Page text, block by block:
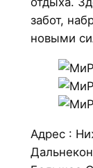
забот,
новыми
Адрес :